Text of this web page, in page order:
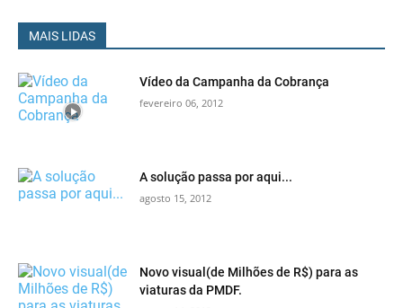
MAIS LIDAS
Vídeo da Campanha da Cobrança
fevereiro 06, 2012
A solução passa por aqui...
agosto 15, 2012
Novo visual(de Milhões de R$) para as
viaturas da PMDF.